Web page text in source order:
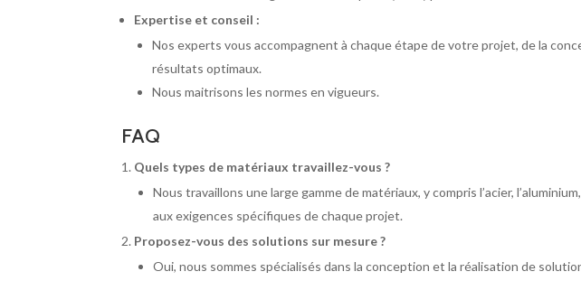
Expertise et conseil :
Nos experts vous accompagnent à chaque étape de votre projet, de la
résultats optimaux.
Nous maitrisons les normes en vigueurs.
FAQ
Quels types de matériaux travaillez-vous ?
Nous travaillons une large gamme de matériaux, y compris l’acier,
aux exigences spécifiques de chaque projet.
Proposez-vous des solutions sur mesure ?
Oui, nous sommes spécialisés dans la conception et la réalisation de